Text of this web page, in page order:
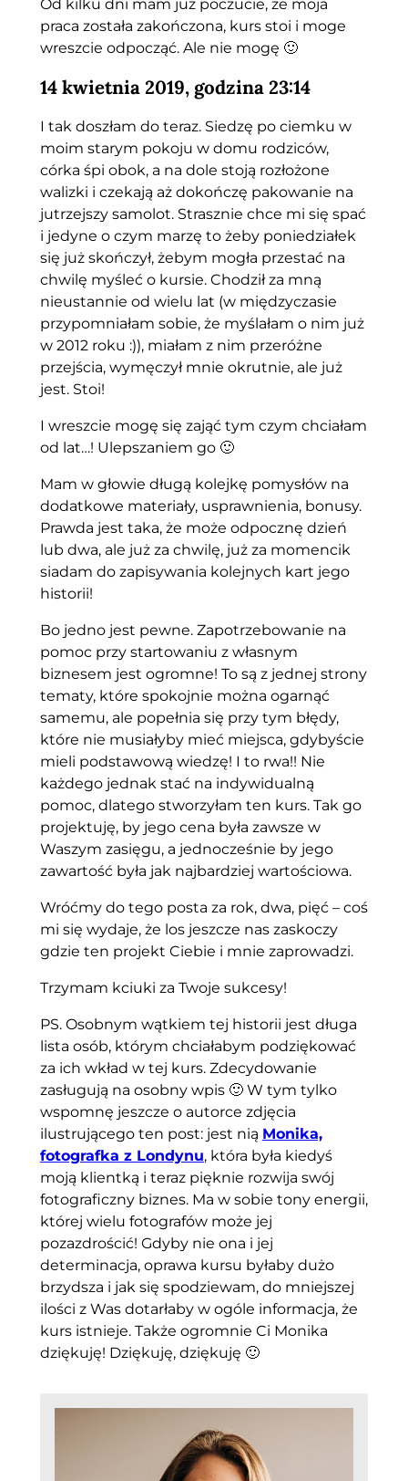
Od kilku dni mam już poczucie, że moja
praca została zakończona, kurs stoi i moge
wreszcie odpocząć. Ale nie mogę 🙂
14 kwietnia 2019, godzina 23:14
I tak doszłam do teraz. Siedzę po ciemku w
moim starym pokoju w domu rodziców,
córka śpi obok, a na dole stoją rozłożone
walizki i czekają aż dokończę pakowanie na
jutrzejszy samolot. Strasznie chce mi się spać
i jedyne o czym marzę to żeby poniedziałek
się już skończył, żebym mogła przestać na
chwilę myśleć o kursie. Chodził za mną
nieustannie od wielu lat (w międzyczasie
przypomniałam sobie, że myślałam o nim już
w 2012 roku :)), miałam z nim przeróżne
przejścia, wymęczył mnie okrutnie, ale już
jest. Stoi!
I wreszcie mogę się zająć tym czym chciałam
od lat…! Ulepszaniem go 🙂
Mam w głowie długą kolejkę pomysłów na
dodatkowe materiały, usprawnienia, bonusy.
Prawda jest taka, że może odpocznę dzień
lub dwa, ale już za chwilę, już za momencik
siadam do zapisywania kolejnych kart jego
historii!
Bo jedno jest pewne. Zapotrzebowanie na
pomoc przy startowaniu z własnym
biznesem jest ogromne! To są z jednej strony
tematy, które spokojnie można ogarnąć
samemu, ale popełnia się przy tym błędy,
które nie musiałyby mieć miejsca, gdybyście
mieli podstawową wiedzę! I to rwa!! Nie
każdego jednak stać na indywidualną
pomoc, dlatego stworzyłam ten kurs. Tak go
projektuję, by jego cena była zawsze w
Waszym zasięgu, a jednocześnie by jego
zawartość była jak najbardziej wartościowa.
Wróćmy do tego posta za rok, dwa, pięć – coś
mi się wydaje, że los jeszcze nas zaskoczy
gdzie ten projekt Ciebie i mnie zaprowadzi.
Trzymam kciuki za Twoje sukcesy!
PS. Osobnym wątkiem tej historii jest długa
lista osób, którym chciałabym podziękować
za ich wkład w tej kurs. Zdecydowanie
zasługują na osobny wpis 🙂 W tym tylko
wspomnę jeszcze o autorce zdjęcia
ilustrującego ten post: jest nią Monika,
fotografka z Londynu, która była kiedyś
moją klientką i teraz pięknie rozwija swój
fotograficzny biznes. Ma w sobie tony energii,
której wielu fotografów może jej
pozazdrościć! Gdyby nie ona i jej
determinacja, oprawa kursu byłaby dużo
brzydsza i jak się spodziewam, do mniejszej
ilości z Was dotarłaby w ogóle informacja, że
kurs istnieje. Także ogromnie Ci Monika
dziękuję! Dziękuję, dziękuję 🙂